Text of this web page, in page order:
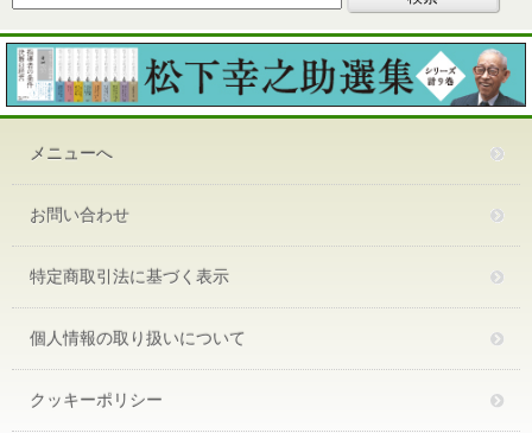
メニューへ
お問い合わせ
特定商取引法に基づく表示
個人情報の取り扱いについて
クッキーポリシー